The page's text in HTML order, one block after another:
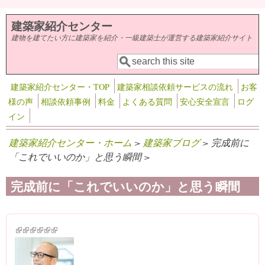
メインコンテンツに移動
建築家紹介センター
建物を建てたい方に建築家を紹介・一級建築士が運営する建築家紹介サイト
検索フォーム
検索
建築家紹介センター・TOP 建築家相談依頼サービスの流れ
お客
様の声
相談依頼事例 料金 よくある質問 安心安全宣言
ログ
イン
建築家紹介センター・ホーム > 建築家ブログ> 完成前に
「これでいいのか」と思う瞬間 >
完成前に「これでいいのか」と思う瞬間
(link is external)
(link is external)
(link is external)
(link is external)
(link is external)
(link is external)